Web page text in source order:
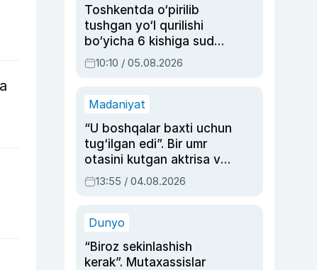
Toshkentda o‘pirilib
tushgan yo‘l qurilishi
bo‘yicha 6 kishiga sud
hukmi o‘qildi
10:10 / 05.08.2026
Madaniyat
“U boshqalar baxti uchun
tug‘ilgan edi”. Bir umr
otasini kutgan aktrisa va
dublyaj ustasi Rimma
Ahmedovaning
13:55 / 04.08.2026
Dunyo
“Biroz sekinlashish
kerak”. Mutaxassislar